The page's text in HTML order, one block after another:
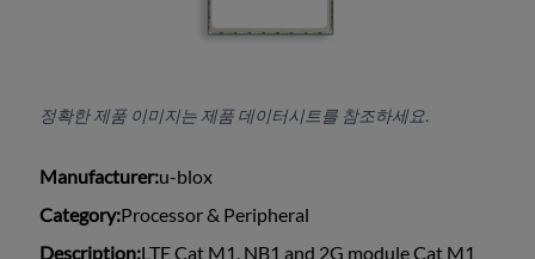
정확한 제품 이미지는 제품 데이터시트를 참조하세요.
Manufacturer:u-blox
Category:Processor & Peripheral
Description:LTE Cat M1, NB1 and 2G module Cat M1